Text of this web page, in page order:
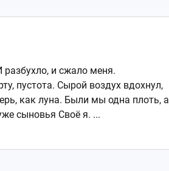
и сжало меня.
пустота. Сырой воздух вдохнул,
как луна. Были мы одна плоть, а
сыновья Своё я. ...